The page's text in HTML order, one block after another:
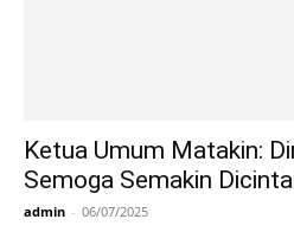
Ketua Umum Matakin:
Semoga Semakin
admin - 06/07/2025